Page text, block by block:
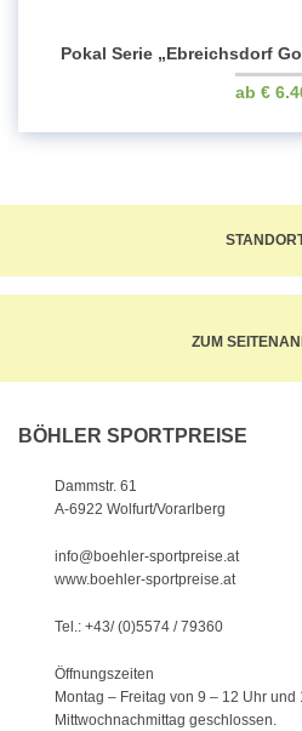
Pokal Serie „Ebreichsdorf
€
ZUM
BÖHLER SPORTPREISE
Dammstr. 61
A-6922 Wolfurt/Vorarlberg
info@boehler-sportpreise.at
www.boehler-sportpreise.at
Tel.: +43/ (0)5574 / 79360
Öffnungszeiten
Montag – Freitag von 9 – 12 Uhr und
Mittwochnachmittag geschlossen.